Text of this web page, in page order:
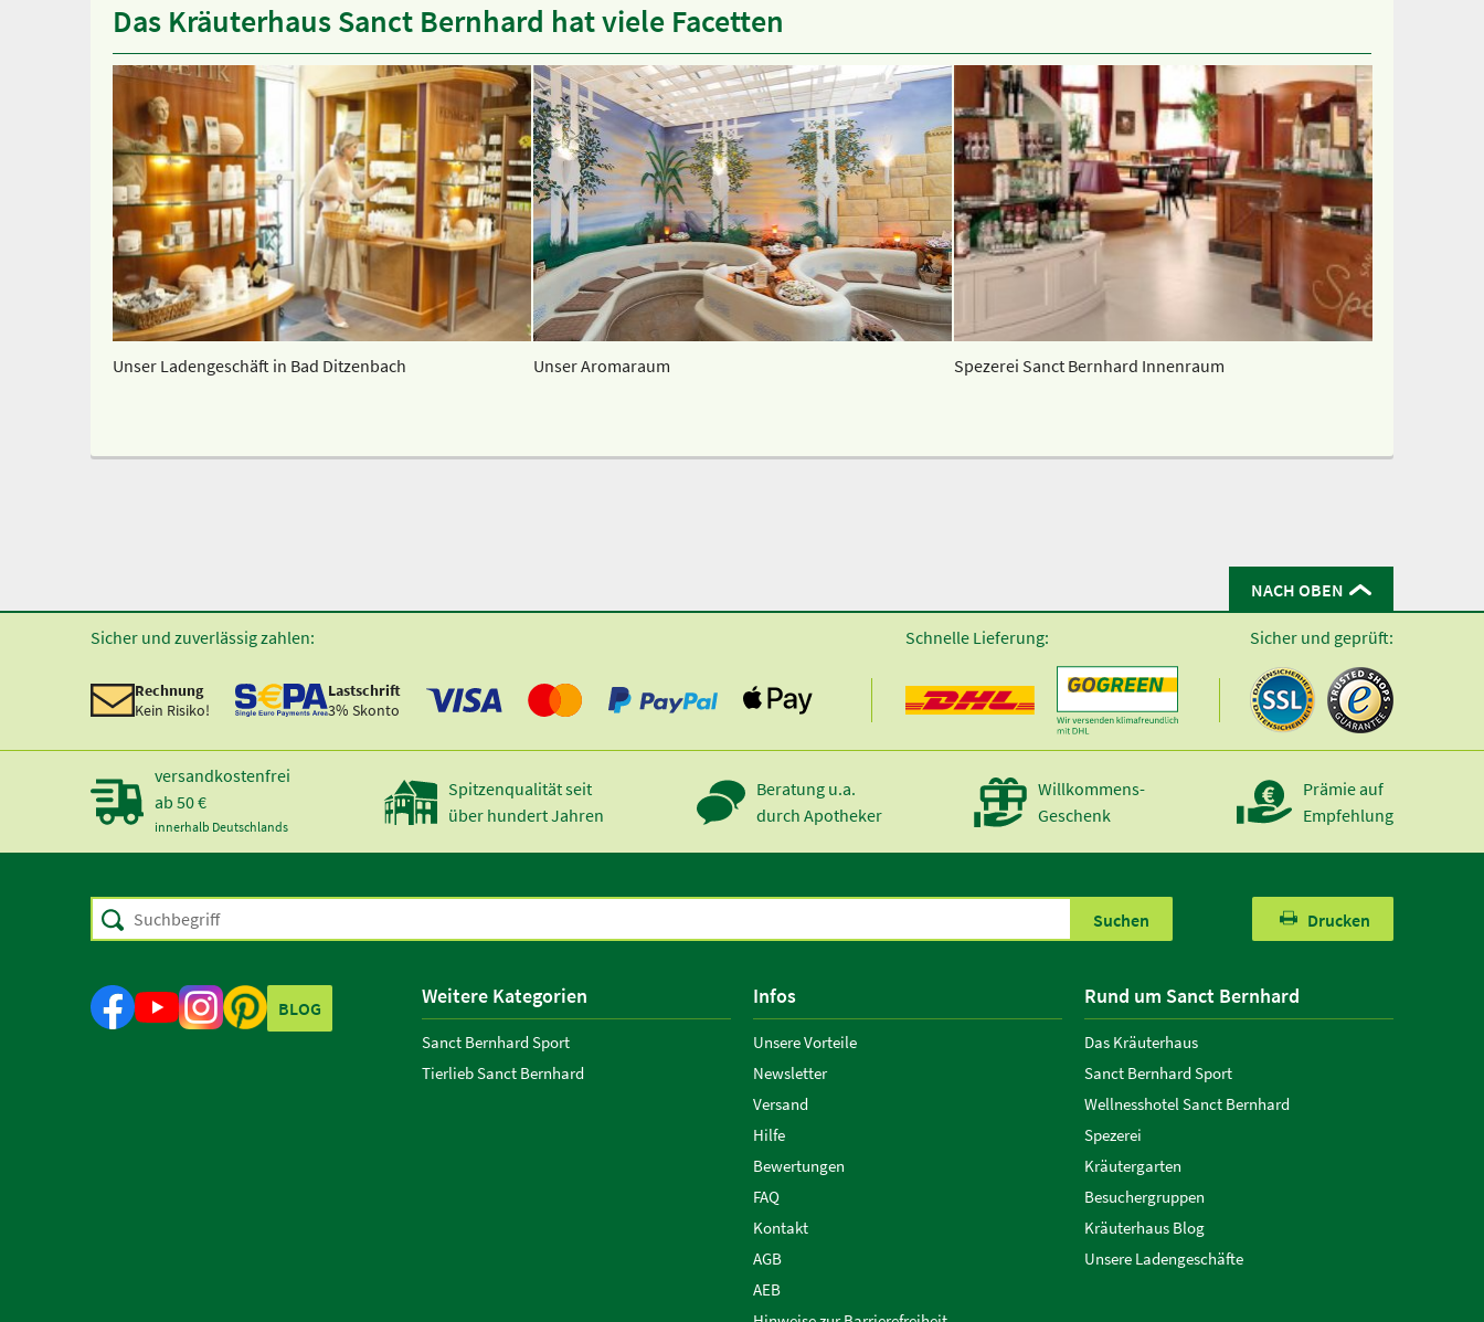
Das Kräuterhaus Sanct Bernhard hat viele Facetten
Unser Ladengeschäft in Bad Ditzenbach Unser Aromaraum Spezerei Sanct Bernhard Innenraum
NACH OBEN
Sicher und zuverlässig zahlen:
Rechnung
Kein Risiko!
Lastschrift
3% Skonto
Schnelle Lieferung: Sicher und geprüft:
versandkostenfrei
ab 50 €
innerhalb Deutschlands
Spitzenqualität seit
über hundert Jahren
Beratung u.a.
durch Apotheker
Willkommens-
Geschenk
Prämie auf
Empfehlung
Suchen Drucken
BLOG Weitere Kategorien
Sanct Bernhard Sport
Tierlieb Sanct Bernhard
Infos
Unsere Vorteile
Newsletter
Versand
Hilfe
Bewertungen
FAQ
Kontakt
AGB
AEB
Rund um Sanct Bernhard
Das Kräuterhaus
Sanct Bernhard Sport
Wellnesshotel Sanct Bernhard
Spezerei
Kräutergarten
Besuchergruppen
Kräuterhaus Blog
Unsere Ladengeschäfte